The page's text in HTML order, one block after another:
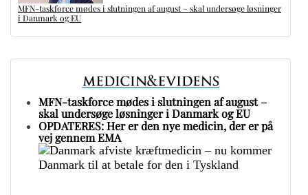
MFN-taskforce mødes i slutningen af august – skal undersøge løsninger
i Danmark og EU
MFN-taskforce mødes i slutningen af august –
skal undersøge løsninger i Danmark og EU
OPDATERES: Her er den nye medicin, der er på
vej gennem EMA